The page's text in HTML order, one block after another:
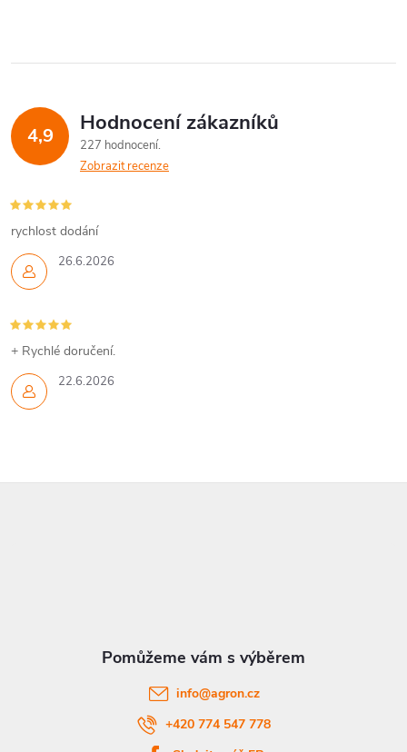
4,9 Hodnocení zákazníků
227 hodnocení
Zobrazit recenze
26.6.2026
rychlost dodání
22.6.2026
+ Rychlé doručení.
info@agron.cz
+420 774 547 778